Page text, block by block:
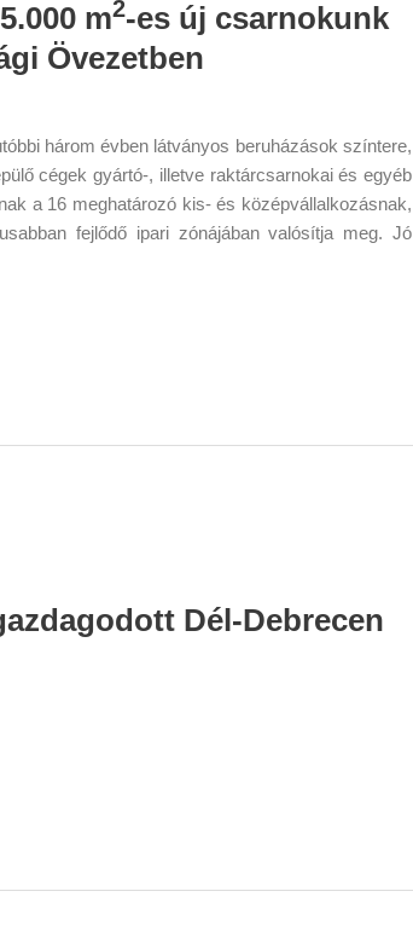
m2-es új csarnokunk
Övezetben
három évben látványos beruházások színtere,
cégek gyártó-, illetve raktárcsarnokai és egyéb
a 16 meghatározó kis- és középvállalkozásnak,
fejlődő ipari zónájában valósítja meg. Jó
Dél-Debrecen